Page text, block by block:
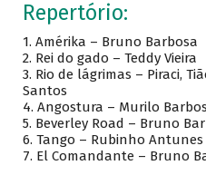
Repertório:
1. Amérika – Bruno Barbosa
2. Rei do gado – Teddy Vieira
3. Rio de lágrimas – Piraci,
Santos
4. Angostura – Murilo
5. Beverley Road – Bruno
6. Tango – Rubinho Antunes
7. El Comandante – Bruno